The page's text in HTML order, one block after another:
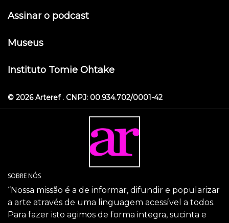
Assinar o podcast
Museus
Instituto Tomie Ohtake
© 2026 Arteref . CNPJ: 00.934.702/0001-42
SOBRE NÓS
“Nossa missão é a de informar, difundir e popularizar
a arte através de uma linguagem acessível a todos.
Para fazer isto agimos de forma integra, sucinta e